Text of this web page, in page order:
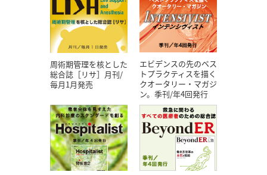
周術期管理を核とした
総合誌［リサ］月刊/
毎月1月発売
エビデンスの先のベス
トプラクティスを描く
クオータリー・マガジ
ン。季刊/年4回発行